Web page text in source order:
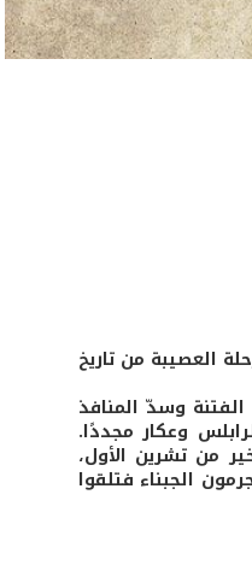
العصيبة من تاريخ
وسدّ المنافذ
وعكار مجددًا.
من تشرين الأول،
الجبناء فتلقوا